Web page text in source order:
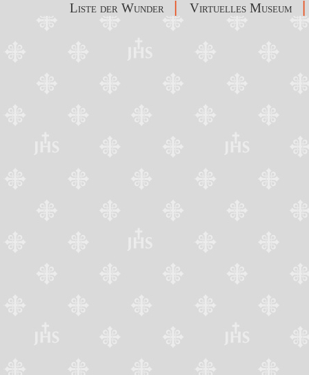
Liste der Wunder Virtuelles Museum